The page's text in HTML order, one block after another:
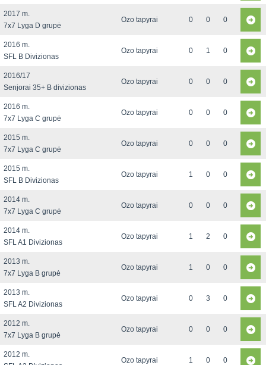
2017 m.
7x7 Lyga D grupė
Ozo tapyrai 0 0 0
2016 m.
SFL B Divizionas
Ozo tapyrai 0 1 0
2016/17
Senjorai 35+ B divizionas
Ozo tapyrai 0 0 0
2016 m.
7x7 Lyga C grupė
Ozo tapyrai 0 0 0
2015 m.
7x7 Lyga C grupė
Ozo tapyrai 0 0 0
2015 m.
SFL B Divizionas
Ozo tapyrai 1 0 0
2014 m.
7x7 Lyga C grupė
Ozo tapyrai 0 0 0
2014 m.
SFL A1 Divizionas
Ozo tapyrai 1 2 0
2013 m.
7x7 Lyga B grupė
Ozo tapyrai 1 0 0
2013 m.
SFL A2 Divizionas
Ozo tapyrai 0 3 0
2012 m.
7x7 Lyga B grupė
Ozo tapyrai 0 0 0
2012 m.
Ozo tapyrai 1 0 0